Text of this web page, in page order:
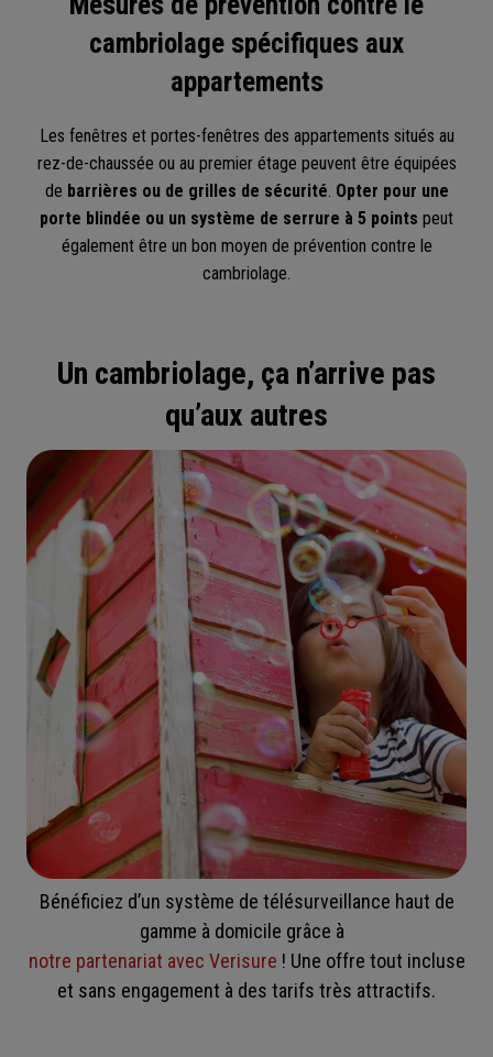
cambriolage spécifiques aux
appartements
Les fenêtres et portes-fenêtres des appartements situés au
rez-de-chaussée ou au premier étage peuvent être équipées
de barrières ou de grilles de sécurité. Opter pour une
porte blindée ou un système de serrure à 5 points peut
également être un bon moyen de prévention contre le
cambriolage.
Un cambriolage, ça n’arrive pas
qu’aux autres
Bénéficiez d’un système de télésurveillance haut de
gamme à domicile grâce à
notre partenariat avec Verisure ! Une offre tout incluse
et sans engagement à des tarifs très attractifs.